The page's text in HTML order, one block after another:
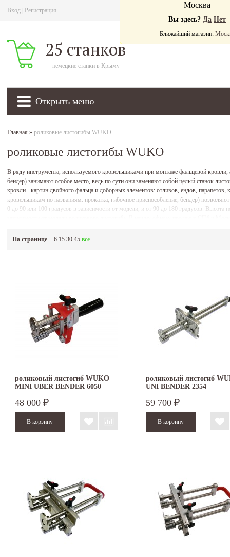
Вход Регистрация
25 станков
немецкие станки в Крыму
Открыть меню
Москва
Вы здесь? Да Нет
Ближайший магазин:
Главная » роликовые листогибы WUKO
роликовые листогибы WUKO
В ряду инструмента, используемого кровельщиками при монтаже фальцевой
бендер) занимают особое место, ведь по сути они заменяют собой целый станок
кровли - картин двойного фальца и доборных элементов: отливов, ендов,
кровельщикам по названиям: прокатка, гибочное приспособление, бендер)
0 до 90 или 100 градусов в зависимости от модели, и от 90 до 180 градусов.
оплаты.
На странице 6 15 30 45 все
роликовый листогиб WUKO
MINI UBER BENDER 6050
48 000 ₽
роликовый листогиб
UNI BENDER 2354
59 700 ₽